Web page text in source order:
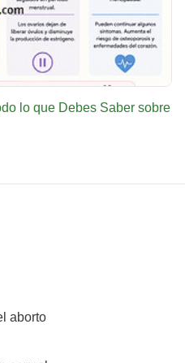
lo que Debes Saber sobre
aborto